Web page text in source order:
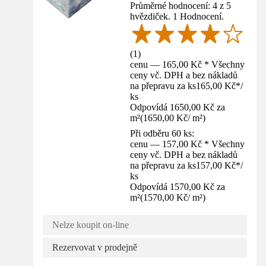
Průměrné hodnocení: 4 z 5
hvězdiček. 1 Hodnocení.
(1)
cenu — 165,00 Kč * Všechny
ceny vč. DPH a bez nákladů
na přepravu za ks165,00 Kč*/
ks
Odpovídá 1650,00 Kč za
m²(1650,00 Kč/ m²)
Při odběru 60 ks:
cenu — 157,00 Kč * Všechny
ceny vč. DPH a bez nákladů
na přepravu za ks157,00 Kč*/
ks
Odpovídá 1570,00 Kč za
m²(1570,00 Kč/ m²)
Nelze koupit on-line
Rezervovat v prodejně